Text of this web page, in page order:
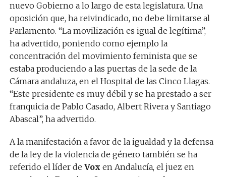
nuevo Gobierno a lo largo de esta legislatura. Una
oposición que, ha reivindicado, no debe limitarse al
Parlamento. “La movilización es igual de legítima”,
ha advertido, poniendo como ejemplo la
concentración del movimiento feminista que se
estaba produciendo a las puertas de la sede de la
Cámara andaluza, en el Hospital de las Cinco Llagas.
“Este presidente es muy débil y se ha prestado a ser
franquicia de Pablo Casado, Albert Rivera y Santiago
Abascal”, ha advertido.
A la manifestación a favor de la igualdad y la defensa
de la ley de la violencia de género también se ha
referido el líder de Vox en Andalucía, el juez en